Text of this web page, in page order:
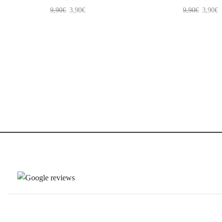
9,90€ 3,90€
9,90€ 3,90€